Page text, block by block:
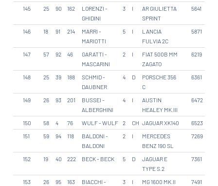
145 25 90 162
LORENZI -
GHIDINI
3 I
AR GIULIETTA
SPRINT
5641
146 18 91 214
MARRI -
MARIOTTI
5 I
LANCIA
FULVIA 2C
5871
147 57 92 46
GARATTI -
MASCARINI
2 I
FIAT 500B MM
ZAGATO
6219
148 25 39 188
SCHMID -
DAUBNER
4 D
PORSCHE 356
C
6361
149 26 93 201
BUSSEI -
ALBERGHINI
4 I
AUSTIN
HEALEY MK.III
6472
150 58 4 76 WULF - WULF 2 CH JAGUAR XK140
6523
151
59 94 118
BALDONI -
BALDONI
2 I
MERCEDES
BENZ 190 SL
7269
152 19 40 222 BECK - BECK 5 D
JAGUAR E
TYPE S.2
7361
153 26 95 163
BIACCHI -
3 I MG 1600 MK.II 7491